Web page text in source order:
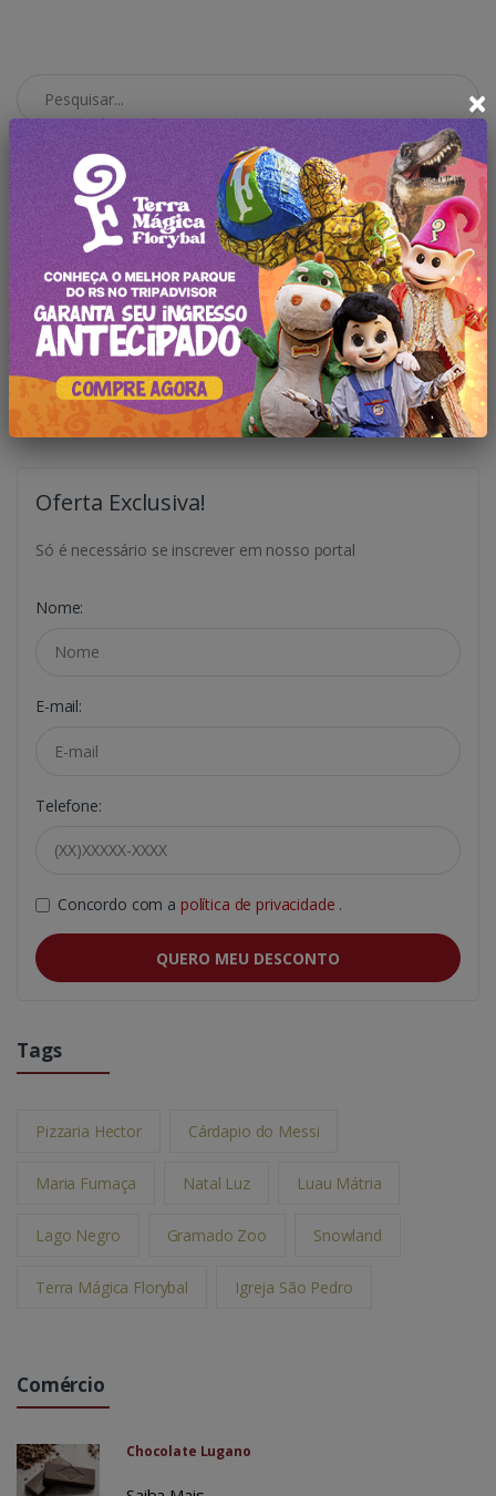
Pesquisar no Blog
Categorias
Todas Publicações
Notícias
Atrações
Novidades
Oferta Exclusiva!
Só é necessário se inscrever em nosso portal
Nome:
E-mail:
Telefone:
Concordo com a política de privacidade .
QUERO MEU DESCONTO
Tags
Pizzaria Hector Cárdapio do Messi
Maria Fumaça Natal Luz Luau Mátria
Lago Negro Gramado Zoo Snowland
Terra Mágica Florybal Igreja São Pedro
Comércio
Chocolate Lugano
×